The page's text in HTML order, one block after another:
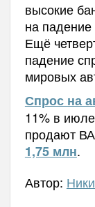
высокие
на падение
Ещё
падение
мировых
Спрос на
11% в
продают
1,75 млн.
Автор: